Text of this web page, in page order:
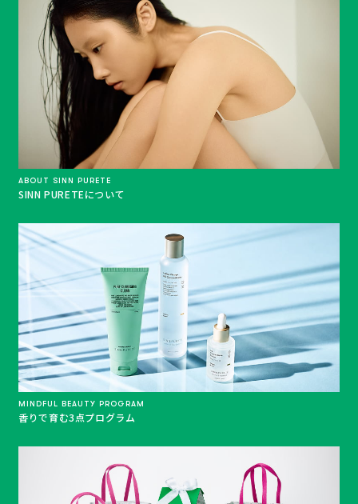
ABOUT SINN PURETE
SINN PURETEについて
MINDFUL BEAUTY PROGRAM
香りで育む3点プログラム